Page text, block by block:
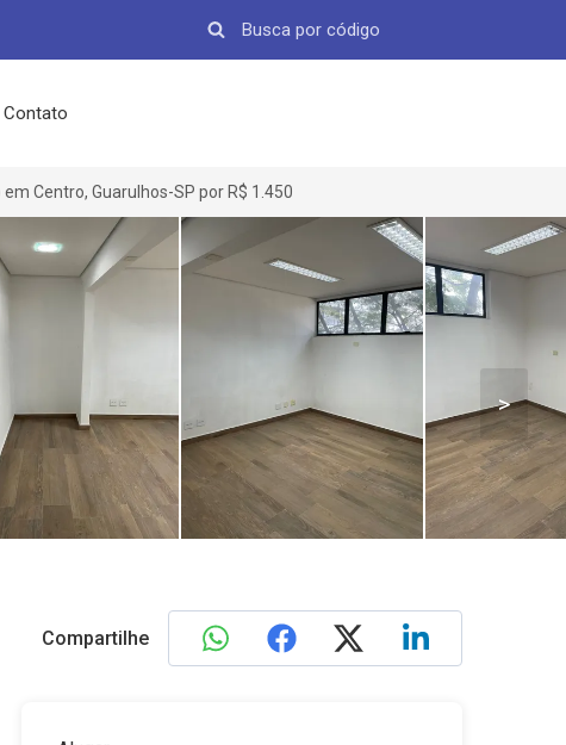
Contato
Centro, Guarulhos-SP por R$ 1.450
>
Compartilhe